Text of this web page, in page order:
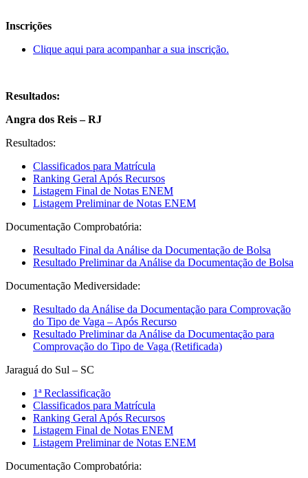
Inscrições
Clique aqui para acompanhar a sua inscrição.
Resultados:
Angra dos Reis – RJ
Resultados:
Classificados para Matrícula
Ranking Geral Após Recursos
Listagem Final de Notas ENEM
Listagem Preliminar de Notas ENEM
Documentação Comprobatória:
Resultado Final da Análise da Documentação de Bolsa
Resultado Preliminar da Análise da Documentação de Bolsa
Documentação Mediversidade:
Resultado da Análise da Documentação para Comprovação
do Tipo de Vaga – Após Recurso
Resultado Preliminar da Análise da Documentação para
Comprovação do Tipo de Vaga (Retificada)
Jaraguá do Sul – SC
1ª Reclassificação
Classificados para Matrícula
Ranking Geral Após Recursos
Listagem Final de Notas ENEM
Listagem Preliminar de Notas ENEM
Documentação Comprobatória: